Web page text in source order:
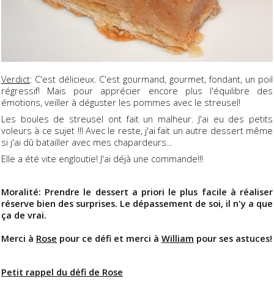
Verdict: C'est délicieux. C'est gourmand, gourmet, fondant, un poil
régressif! Mais pour apprécier encore plus l'équilibre des
émotions, veiller à déguster les pommes avec le streusel!
Les boules de streusel ont fait un malheur. J'ai eu des petits
voleurs à ce sujet !!! Avec le reste, j'ai fait un autre dessert même
si j'ai dû batailler avec mes chapardeurs...
Elle a été vite engloutie! J'ai déjà une commande!!!
Moralité: Prendre le dessert a priori le plus facile à réaliser
réserve bien des surprises. Le dépassement de soi, il n'y a que
ça de vrai.
Merci à Rose pour ce défi et merci à William pour ses astuces!
Petit rappel du défi de Rose